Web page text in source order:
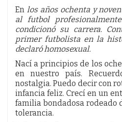
En los años ochenta y
al futbol
condicionó su carrera.
primer futbolista en la
declaró homosexual.
Nací a principios de los
en nuestro país.
nostalgia. Puedo decir con
infancia feliz. Crecí en un
familia bondadosa rodeado
tolerancia.